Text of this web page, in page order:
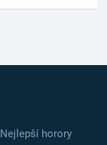
Nejlepší horory